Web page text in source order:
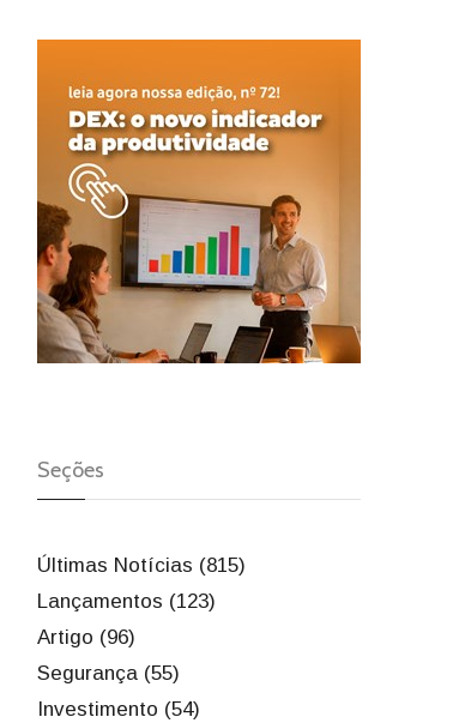
Seções
Últimas Notícias (815)
Lançamentos (123)
Artigo (96)
Segurança (55)
Investimento (54)